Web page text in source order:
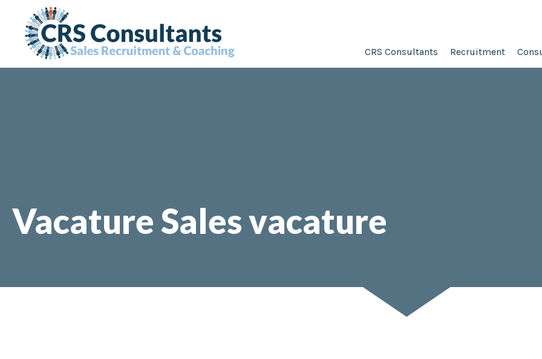
CRS Consultants Recruitment
Vacature Sales vacature